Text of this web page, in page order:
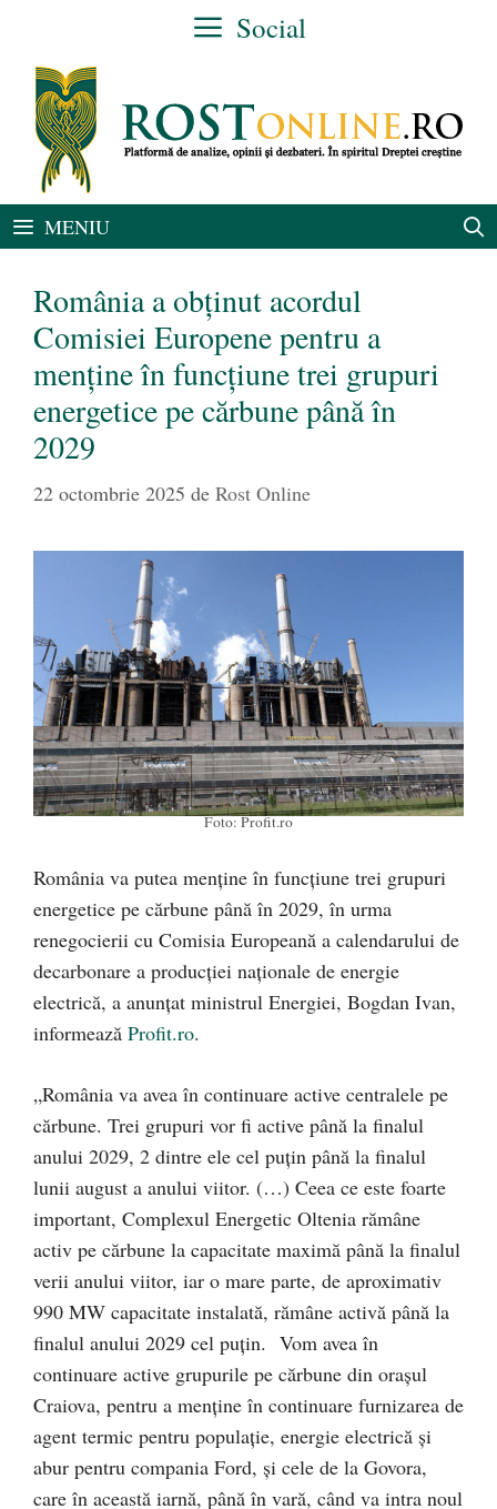
conținut
Social
MENIU
România a obținut acordul
Comisiei Europene pentru a
menține în funcțiune trei grupuri
energetice pe cărbune până în
2029
22 octombrie 2025 de Rost Online
Foto: Profit.ro
România va putea menține în funcțiune trei grupuri
energetice pe cărbune până în 2029, în urma
renegocierii cu Comisia Europeană a calendarului de
decarbonare a producției naționale de energie
electrică, a anunțat ministrul Energiei, Bogdan Ivan,
informează Profit.ro.
„România va avea în continuare active centralele pe
cărbune. Trei grupuri vor fi active până la finalul
anului 2029, 2 dintre ele cel puțin până la finalul
lunii august a anului viitor. (…) Ceea ce este foarte
important, Complexul Energetic Oltenia rămâne
activ pe cărbune la capacitate maximă până la finalul
verii anului viitor, iar o mare parte, de aproximativ
990 MW capacitate instalată, rămâne activă până la
finalul anului 2029 cel puțin. Vom avea în
continuare active grupurile pe cărbune din orașul
Craiova, pentru a menține în continuare furnizarea de
agent termic pentru populație, energie electrică și
abur pentru compania Ford, și cele de la Govora,
care în această iarnă, până în vară, când va intra noul